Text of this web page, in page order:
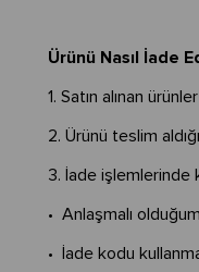
Ürünü Nasıl İade
1. Satın alınan
2. Ürünü teslim
3. İade işlemlerinde
• Anlaşmalı
• İade kodu